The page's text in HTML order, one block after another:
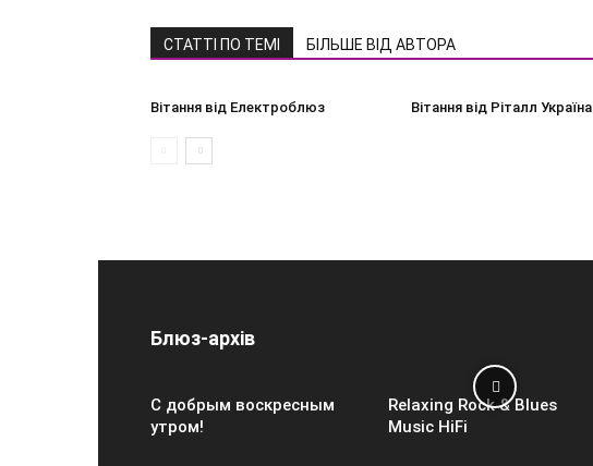
СТАТТІ ПО ТЕМІ БІЛЬШЕ ВІД АВТОРА
Вітання від Електроблюз Вітання від Ріталл Україна
Блюз-архів
С добрым воскресным
утром!
Relaxing Rock & Blues
Music HiFi